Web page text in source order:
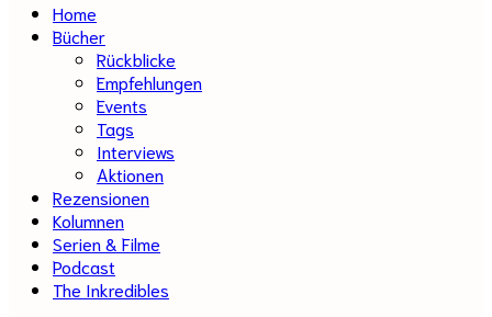
Home
Bücher
Rückblicke
Empfehlungen
Events
Tags
Interviews
Aktionen
Rezensionen
Kolumnen
Serien & Filme
Podcast
The Inkredibles